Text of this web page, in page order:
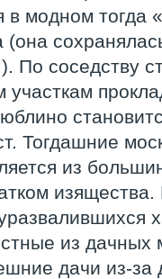
модном тогда
(она
По соседству
Тогдашние
из
из дачных
дачи из-за